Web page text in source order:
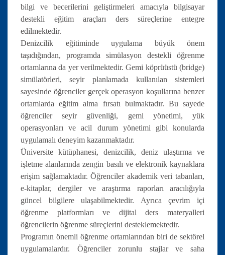
bilgi ve becerilerini geliştirmeleri amacıyla bilgisayar
destekli eğitim araçları ders süreçlerine entegre
edilmektedir.
Denizcilik eğitiminde uygulama büyük önem
taşıdığından, programda simülasyon destekli öğrenme
ortamlarına da yer verilmektedir. Gemi köprüüstü (bridge)
simülatörleri, seyir planlamada kullanılan sistemleri
sayesinde öğrenciler gerçek operasyon koşullarına benzer
ortamlarda eğitim alma fırsatı bulmaktadır. Bu sayede
öğrenciler seyir güvenliği, gemi yönetimi, yük
operasyonları ve acil durum yönetimi gibi konularda
uygulamalı deneyim kazanmaktadır.
Üniversite kütüphanesi, denizcilik, deniz ulaştırma ve
işletme alanlarında zengin basılı ve elektronik kaynaklara
erişim sağlamaktadır. Öğrenciler akademik veri tabanları,
e-kitaplar, dergiler ve araştırma raporları aracılığıyla
güncel bilgilere ulaşabilmektedir. Ayrıca çevrim içi
öğrenme platformları ve dijital ders materyalleri
öğrencilerin öğrenme süreçlerini desteklemektedir.
Programın önemli öğrenme ortamlarından biri de sektörel
uygulamalardır. Öğrenciler zorunlu stajlar ve saha